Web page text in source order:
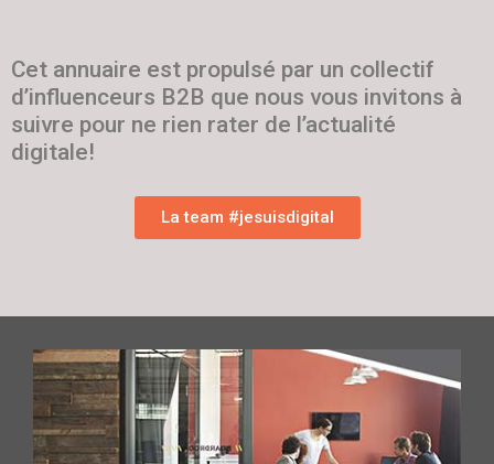
Cet annuaire est propulsé par un collectif
d’influenceurs B2B que nous vous invitons à
suivre pour ne rien rater de l’actualité
digitale!
La team #jesuisdigital